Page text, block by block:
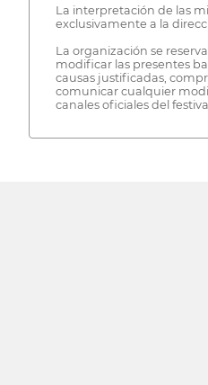
La interpretación de las
exclusivamente a la
La organización se
modificar las presentes
causas justificadas,
comunicar cualquier
canales oficiales del